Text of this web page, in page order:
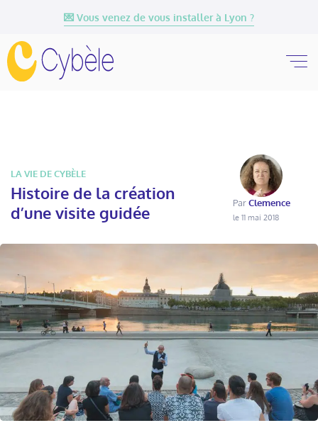
💌 Vous venez de vous installer à Lyon ?
LA VIE DE CYBÈLE
Histoire de la création
d’une visite guidée
ParClemence
le 11 mai 2018